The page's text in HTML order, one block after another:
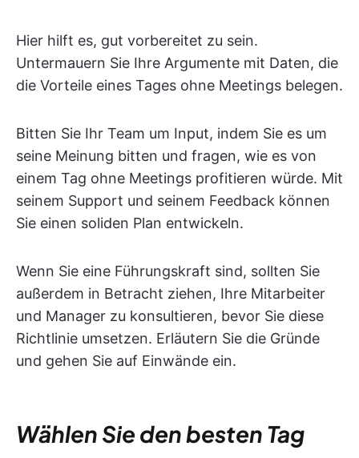
Hier hilft es, gut vorbereitet zu sein.
Untermauern Sie Ihre Argumente mit Daten, die
die Vorteile eines Tages ohne Meetings belegen.
Bitten Sie Ihr Team um Input, indem Sie es um
seine Meinung bitten und fragen, wie es von
einem Tag ohne Meetings profitieren würde. Mit
seinem Support und seinem Feedback können
Sie einen soliden Plan entwickeln.
Wenn Sie eine Führungskraft sind, sollten Sie
außerdem in Betracht ziehen, Ihre Mitarbeiter
und Manager zu konsultieren, bevor Sie diese
Richtlinie umsetzen. Erläutern Sie die Gründe
und gehen Sie auf Einwände ein.
Wählen Sie den besten Tag